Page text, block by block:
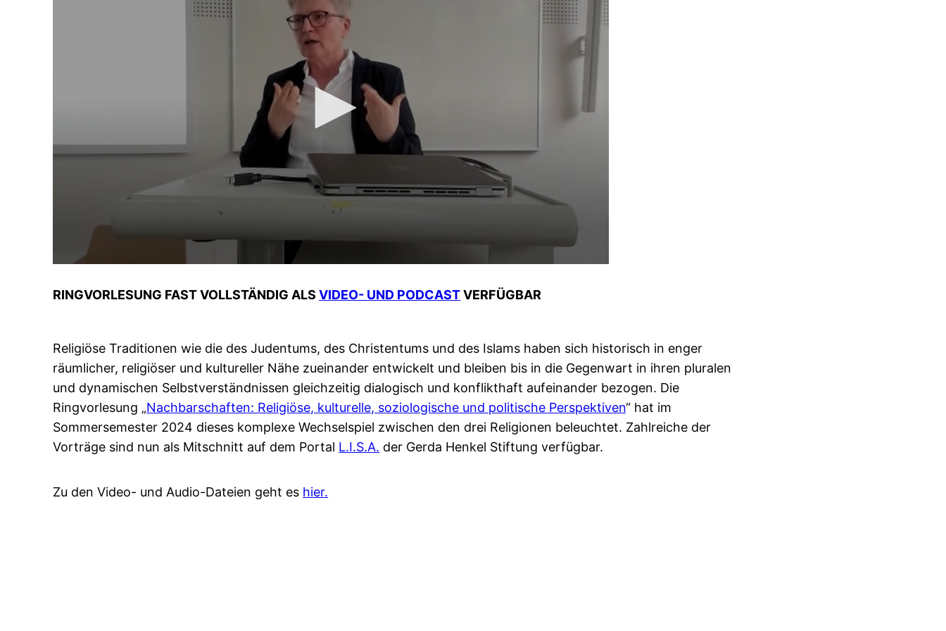
RINGVORLESUNG FAST VOLLSTÄNDIG ALSVIDEO- UND PODCASTVERFÜGBAR
Religiöse Traditionen wie die des Judentums, des Christentums und des Islams haben sich historisch in enger
räumlicher, religiöser und kultureller Nähe zueinander entwickelt und bleiben bis in die Gegenwart in ihren pluralen
und dynamischen Selbstverständnissen gleichzeitig dialogisch und konflikthaft aufeinander bezogen. Die
Ringvorlesung „Nachbarschaften: Religiöse, kulturelle, soziologische und politische Perspektiven“ hat im
Sommersemester 2024 dieses komplexe Wechselspiel zwischen den drei Religionen beleuchtet. Zahlreiche der
Vorträge sind nun als Mitschnitt auf dem Portal L.I.S.A. der Gerda Henkel Stiftung verfügbar.
Zu den Video- und Audio-Dateien geht es hier.